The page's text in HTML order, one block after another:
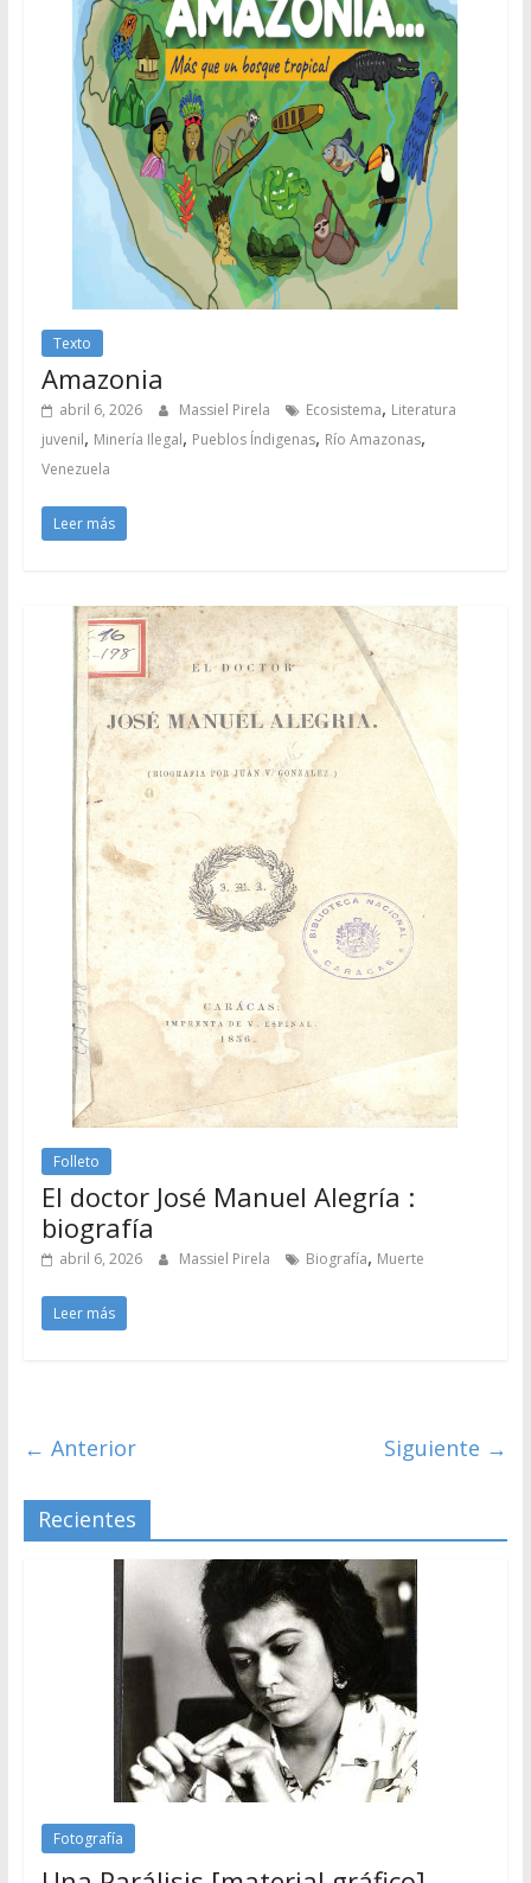
Texto
Amazonia
abril 6, 2026 Massiel Pirela Ecosistema, Literatura
juvenil, Minería Ilegal, Pueblos Índigenas, Río Amazonas,
Venezuela
Leer más
Folleto
El doctor José Manuel Alegría :
biografía
abril 6, 2026 Massiel Pirela Biografía, Muerte
Leer más
Siguiente →
← Anterior
Recientes
Fotografía